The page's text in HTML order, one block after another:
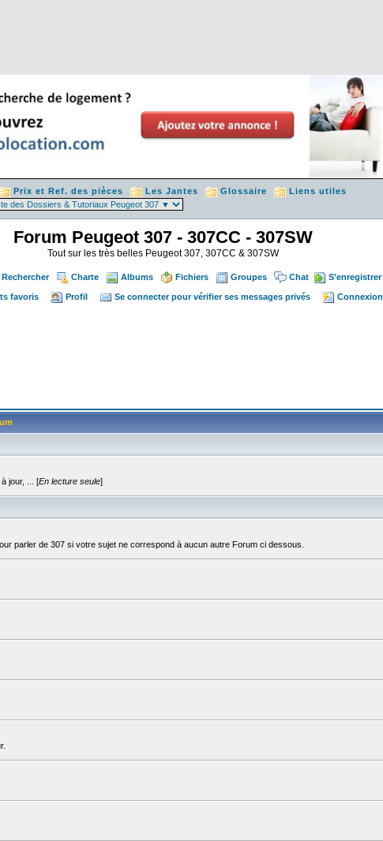
Prix et Ref. des pièces Les Jantes Glossaire Liens utiles
Forum Peugeot 307 - 307CC - 307SW
Tout sur les très belles Peugeot 307, 307CC & 307SW
Rechercher Charte Albums Fichiers Groupes Chat S'enregistrer
favoris Profil Se connecter pour vérifier ses messages privés Connexion
jour, ... [En lecture seule]
parler de 307 si votre sujet ne correspond à aucun autre Forum ci dessous.